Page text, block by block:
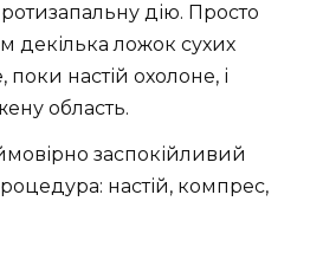
дію. Просто
декілька ложок сухих
поки настій охолоне, і
область.
заспокійливий
настій, компрес,